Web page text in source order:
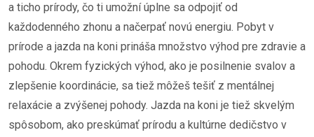
a ticho prírody, čo ti umožní úplne sa odpojiť od
každodenného zhonu a načerpať novú energiu. Pobyt v
prírode a jazda na koni prináša množstvo výhod pre zdravie a
pohodu. Okrem fyzických výhod, ako je posilnenie svalov a
zlepšenie koordinácie, sa tiež môžeš tešiť z mentálnej
relaxácie a zvýšenej pohody. Jazda na koni je tiež skvelým
spôsobom, ako preskúmať prírodu a kultúrne dedičstvo v